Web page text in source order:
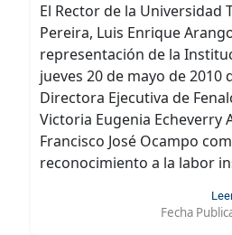
El Rector de la Universidad
Pereira, Luis Enrique
representación de la
jueves 20 de mayo de 2010
Directora Ejecutiva de
Victoria Eugenia Echeverry
Francisco José Ocampo
reconocimiento a la labor
Fecha